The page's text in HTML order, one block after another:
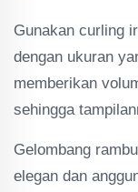
Gunakan curling
dengan ukuran
memberikan
sehingga
Gelombang
elegan dan